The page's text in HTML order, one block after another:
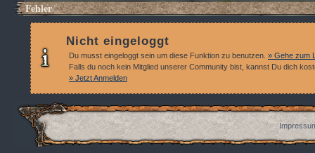
Fehler
Nicht eingeloggt
Du musst eingeloggt sein um diese Funktion zu benutzen. » Gehe zum
Falls du noch kein Mitglied unserer Community bist, kannst Du dich
» Jetzt Anmelden